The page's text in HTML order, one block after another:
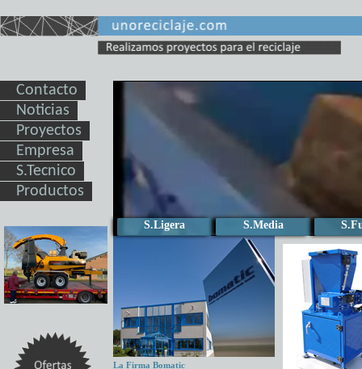
Contacto
Noticias
Proyectos
Empresa
S.Tecnico
Productos
S.Ligera S.Media
La Firma Bomatic